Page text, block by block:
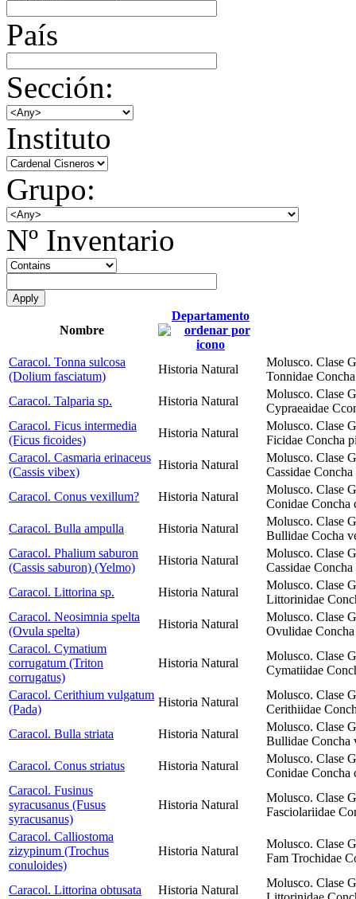
País
Sección:
Instituto
Grupo:
Nº Inventario
Nombre
Departamento
Caracol. Tonna sulcosa
(Dolium fasciatum)
Historia Natural
Molusco. Clase
Tonnidae
Caracol. Talparia sp.
Historia Natural
Molusco. Clase
Cypraeaidae
Caracol. Ficus intermedia
(Ficus ficoides)
Historia Natural
Molusco. Clase
Ficidae Concha
Caracol. Casmaria erinaceus
(Cassis vibex)
Historia Natural
Molusco. Clase
Cassidae
Caracol. Conus vexillum?
Historia Natural
Molusco. Clase
Conidae Concha
Caracol. Bulla ampulla
Historia Natural
Molusco. Clase
Bullidae Cocha
Caracol. Phalium saburon
(Cassis saburon) (Yelmo)
Historia Natural
Molusco. Clase
Cassidae
Caracol. Littorina sp.
Historia Natural
Molusco. Clase
Littorinidae
Caracol. Neosimnia spelta
(Ovula spelta)
Historia Natural
Molusco. Clase
Ovulidae
Caracol. Cymatium
corrugatum (Triton
corrugatus)
Historia Natural
Molusco. Clase
Cymatiidae
Caracol. Cerithium vulgatum
(Pada)
Historia Natural
Molusco. Clase
Cerithiidae
Caracol. Bulla striata
Historia Natural
Molusco. Clase
Bullidae Concha
Caracol. Conus striatus
Historia Natural
Molusco. Clase
Conidae Concha
Caracol. Fusinus
syracusanus (Fusus
syracusanus)
Historia Natural
Molusco. Clase
Fasciolariidae
Caracol. Calliostoma
zizypinum (Trochus
conuloides)
Historia Natural
Molusco. Clase
Fam Trochidae
Caracol. Littorina obtusata Historia Natural
Molusco. Clase